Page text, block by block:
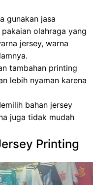
gunakan jasa
olahraga yang
jersey, warna
tambahan printing
lebih nyaman karena
bahan jersey
juga tidak mudah
Printing